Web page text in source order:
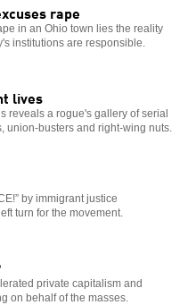
rape
in an Ohio town lies the reality
institutions are responsible.
lives
reveals a rogue's gallery of serial
union-busters and right-wing nuts.
by immigrant justice
turn for the movement.
private capitalism and
on behalf of the masses.